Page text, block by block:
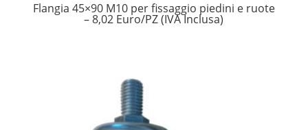
Flangia 45×90 M10 per fissaggio piedini e ruote
– 8,02 Euro/PZ (IVA Inclusa)